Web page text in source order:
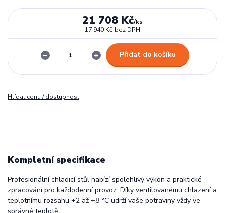
21 708 Kč/ks
17 940 Kč bez DPH
Přidat do košíku
Hlídat cenu / dostupnost
Kompletní specifikace
Profesionální chladicí stůl nabízí spolehlivý výkon a praktické
zpracování pro každodenní provoz. Díky ventilovanému chlazení a
teplotnímu rozsahu +2 až +8 °C udrží vaše potraviny vždy ve
správné teplotě.